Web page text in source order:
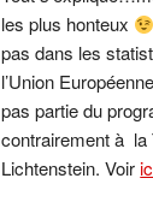
les plus honteux
pas dans les
l’Union
pas partie du
contrairement à la
Lichtenstein. Voir